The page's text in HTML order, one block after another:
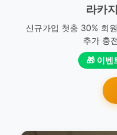
라카
신규가입 첫충 30% 회
추가 충
🎁 이벤